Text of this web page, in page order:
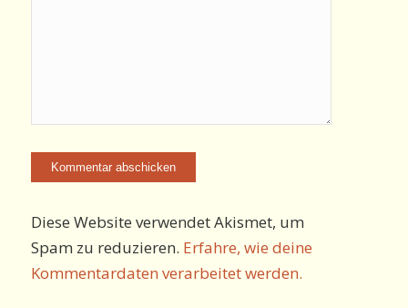
Diese Website verwendet Akismet, um
Spam zu reduzieren. Erfahre, wie deine
Kommentardaten verarbeitet werden.